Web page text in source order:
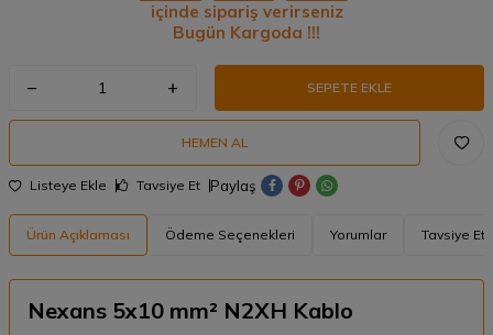
içinde sipariş verirseniz
Bugün Kargoda !!!
SEPETE EKLE
HEMEN AL
Listeye Ekle Tavsiye Et Paylaş
Ürün Açıklaması Ödeme Seçenekleri Yorumlar Tavsiye Et
Nexans 5x10 mm² N2XH Kablo